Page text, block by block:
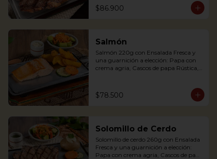
Yuca, Puré de papa y arracacha
Our delicious Rump Steak is served on
a griddle with a baked potato with
sour cream. Accompanied with a fresh
$86.900
Salmón
Salmón 220g con Ensalada Fresca y
una guarnición a elección: Papa con
crema agria, Cascos de papa Rústica,
arracacha. Acompañado de salsa de
soya y jengibre.
Accompanied with a salad and a
delicious ginger sauce.
$78.500
Solomillo de Cerdo
Solomillo de cerdo 260g con Ensalada
Fresca y una guarnición a elección:
Papa con crema agria, Cascos de papa